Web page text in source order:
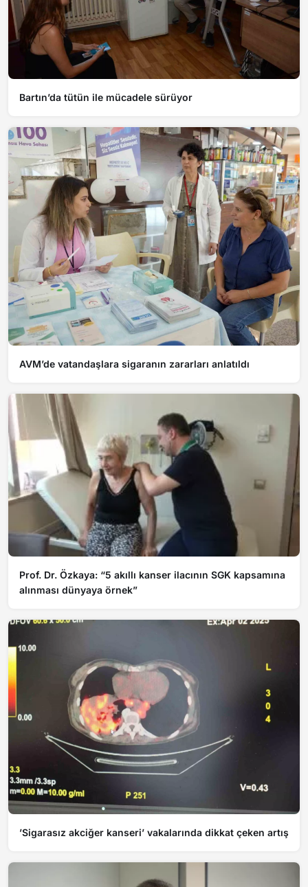
Bartın’da tütün ile mücadele sürüyor
AVM’de vatandaşlara sigaranın zararları anlatıldı
Prof. Dr. Özkaya: “5 akıllı kanser ilacının SGK kapsamına
alınması dünyaya örnek”
’Sigarasız akciğer kanseri’ vakalarında dikkat çeken artış